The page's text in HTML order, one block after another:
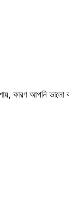
কারণ আপনি ভালো